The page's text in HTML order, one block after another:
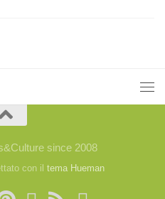
since 2008
con il tema Hueman